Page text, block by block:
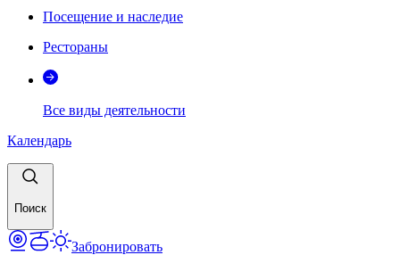
Посещение и наследие
Рестораны
Все виды деятельности
Календарь
Поиск
Забронировать